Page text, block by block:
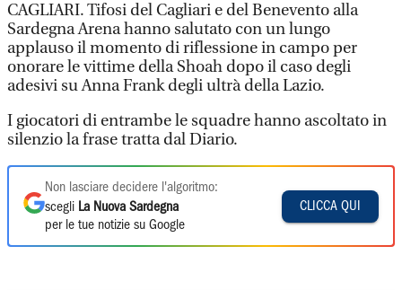
CAGLIARI. Tifosi del Cagliari e del Benevento alla
Sardegna Arena hanno salutato con un lungo
applauso il momento di riflessione in campo per
onorare le vittime della Shoah dopo il caso degli
adesivi su Anna Frank degli ultrà della Lazio.
I giocatori di entrambe le squadre hanno ascoltato in
silenzio la frase tratta dal Diario.
Non lasciare decidere l'algoritmo:
scegli La Nuova Sardegna
per le tue notizie su Google
CLICCA QUI